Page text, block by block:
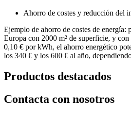
Ahorro de costes y reducción del
Ejemplo de ahorro de costes de energía:
Europa con 2000 m² de superficie, y
0,10 € por kWh, el ahorro energético
los 340 € y los 600 € al año,
Productos destacados
Contacta con nosotros